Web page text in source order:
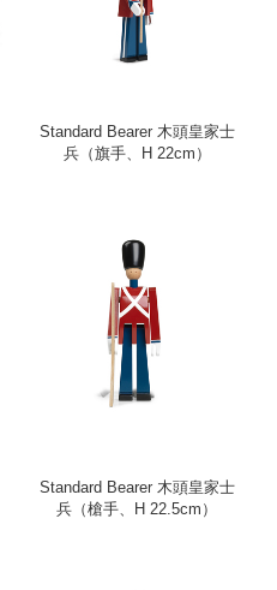
Standard Bearer 木頭皇家士
兵（旗手、H 22cm）
Standard Bearer 木頭皇家士
兵（槍手、H 22.5cm）